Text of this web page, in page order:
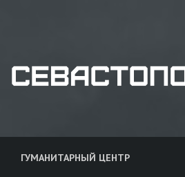
ГУМАНИТАРНЫЙ ЦЕНТР